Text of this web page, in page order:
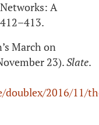
A
March on
23).Slate.
2016/11/